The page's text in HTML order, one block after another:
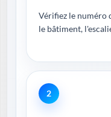
Vérifiez le numéro
le bâtiment,
2